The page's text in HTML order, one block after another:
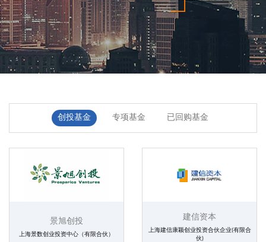
创投基金 专项基金 已回购基金
景旭创投
上海景数创业投资中心（有限合伙）
建信资本
上海建信康颖创业投资合伙企业(有限合
伙)